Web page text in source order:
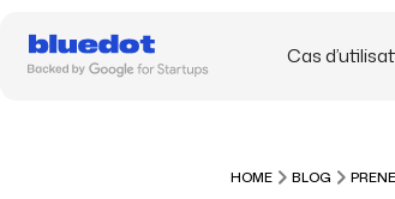
Cas
HOME BLOG